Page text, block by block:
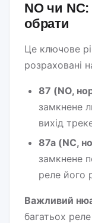
NO чи
обрати
Це ключове
розраховані
87 (NO,
замкнене
вихід
87a (NC,
замкнене
реле його
Важливий
багатьох